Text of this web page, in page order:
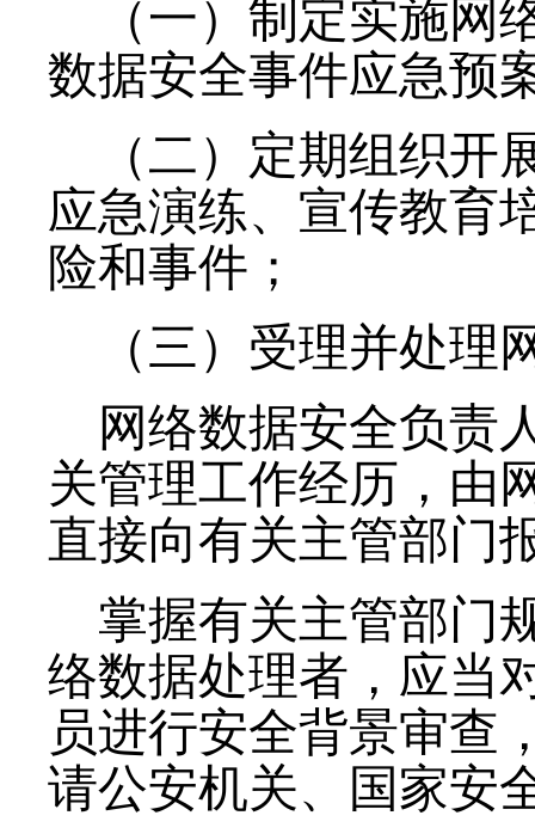
（一）制定实施
数据安全事件应急预
（二）定期组织
应急演练、宣传教育
险和事件；
（三）受理并处
网络数据安全负责
关管理工作经历，由
直接向有关主管部门
掌握有关主管部门
络数据处理者，应当
员进行安全背景审查
请公安机关、国家安